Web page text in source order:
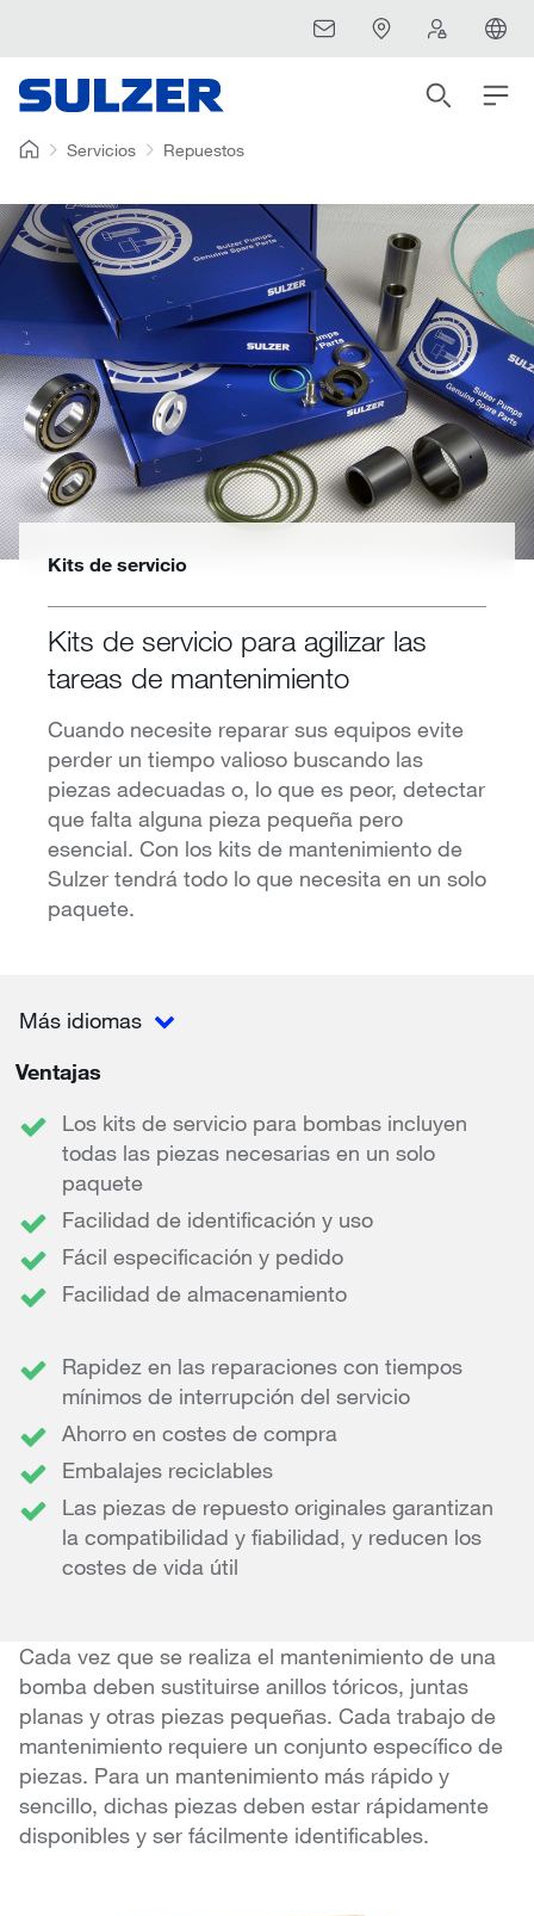
Servicios Repuestos
Kits de servicio
Kits de servicio para agilizar las
tareas de mantenimiento
Cuando necesite reparar sus equipos evite
perder un tiempo valioso buscando las
piezas adecuadas o, lo que es peor, detectar
que falta alguna pieza pequeña pero
esencial. Con los kits de mantenimiento de
Sulzer tendrá todo lo que necesita en un solo
paquete.
Más idiomas
Ventajas
Los kits de servicio para bombas incluyen
todas las piezas necesarias en un solo
paquete
Facilidad de identificación y uso
Fácil especificación y pedido
Facilidad de almacenamiento
Rapidez en las reparaciones con tiempos
mínimos de interrupción del servicio
Ahorro en costes de compra
Embalajes reciclables
Las piezas de repuesto originales garantizan
la compatibilidad y fiabilidad, y reducen los
costes de vida útil
Cada vez que se realiza el mantenimiento de una
bomba deben sustituirse anillos tóricos, juntas
planas y otras piezas pequeñas. Cada trabajo de
mantenimiento requiere un conjunto específico de
piezas. Para un mantenimiento más rápido y
sencillo, dichas piezas deben estar rápidamente
disponibles y ser fácilmente identificables.